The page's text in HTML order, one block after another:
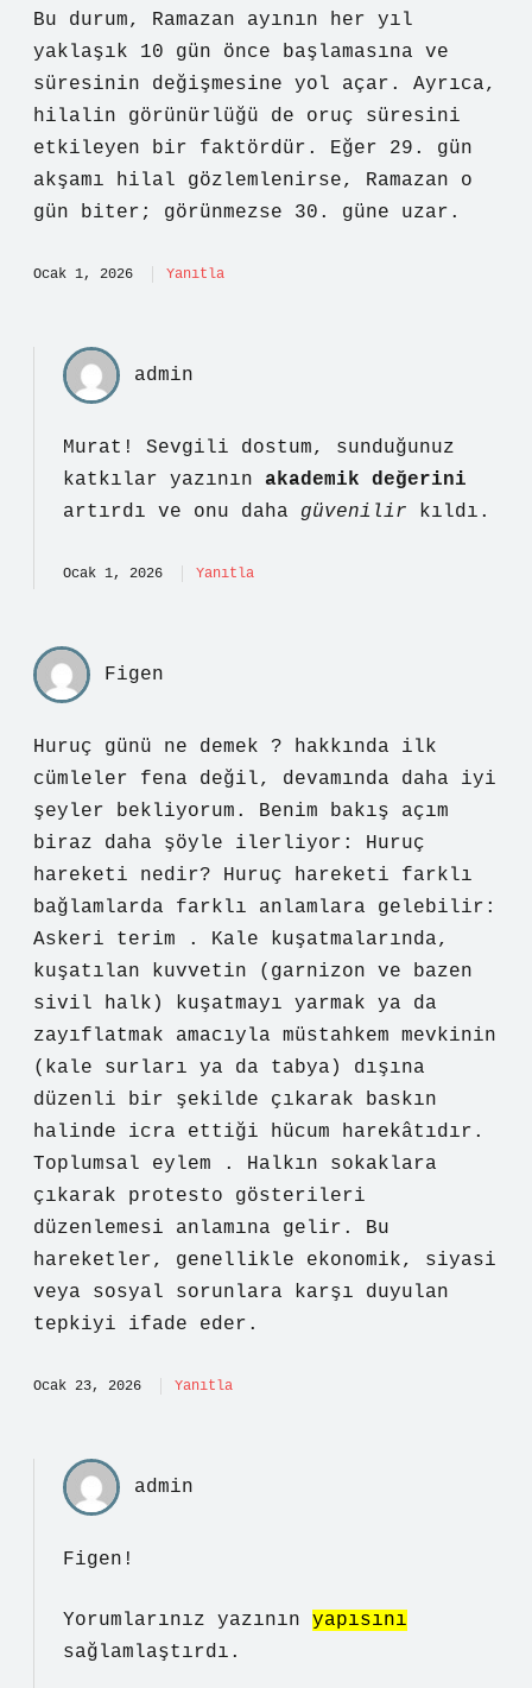
Bu durum, Ramazan ayının her yıl
yaklaşık 10 gün önce başlamasına ve
süresinin değişmesine yol açar. Ayrıca,
hilalin görünürlüğü de oruç süresini
etkileyen bir faktördür. Eğer 29. gün
akşamı hilal gözlemlenirse, Ramazan o
gün biter; görünmezse 30. güne uzar.
Ocak 1, 2026 Yanıtla
admin
Murat! Sevgili dostum, sunduğunuz
katkılar yazının akademik değerini
artırdı ve onu daha güvenilir kıldı.
Ocak 1, 2026 Yanıtla
Figen
Huruç günü ne demek ? hakkında ilk
cümleler fena değil, devamında daha iyi
şeyler bekliyorum. Benim bakış açım
biraz daha şöyle ilerliyor: Huruç
hareketi nedir? Huruç hareketi farklı
bağlamlarda farklı anlamlara gelebilir:
Askeri terim . Kale kuşatmalarında,
kuşatılan kuvvetin (garnizon ve bazen
sivil halk) kuşatmayı yarmak ya da
zayıflatmak amacıyla müstahkem mevkinin
(kale surları ya da tabya) dışına
düzenli bir şekilde çıkarak baskın
halinde icra ettiği hücum harekâtıdır.
Toplumsal eylem . Halkın sokaklara
çıkarak protesto gösterileri
düzenlemesi anlamına gelir. Bu
hareketler, genellikle ekonomik, siyasi
veya sosyal sorunlara karşı duyulan
tepkiyi ifade eder.
Ocak 23, 2026 Yanıtla
admin
Figen!
Yorumlarınız yazının yapısını
sağlamlaştırdı.